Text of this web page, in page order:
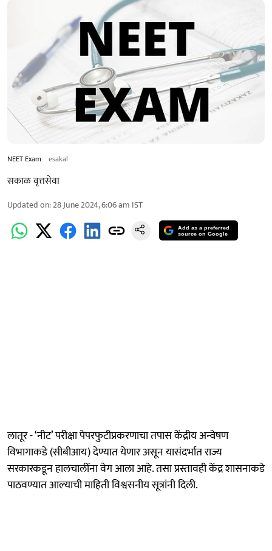
NEET Exam esakal
सकाळ वृत्तसेवा
Updated on:28 June 2024, 6:06 am IST
Add as a preferred
source on Google
लातूर - ‘नीट’ परीक्षा पेपरफुटीप्रकरणाचा तपास केंद्रीय अन्वेषण
विभागाकडे (सीबीआय) देण्यात येणार असून यासंदर्भात राज्य
सरकारकडून हालचालींना वेग आला आहे. तसा प्रस्तावही केंद्र शासनाकडे
पाठवण्यात आल्याची माहिती विश्वसनीय सूत्रांनी दिली.